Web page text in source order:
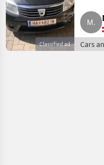
Dacia
Nero
CarelloClassified ad
Cars